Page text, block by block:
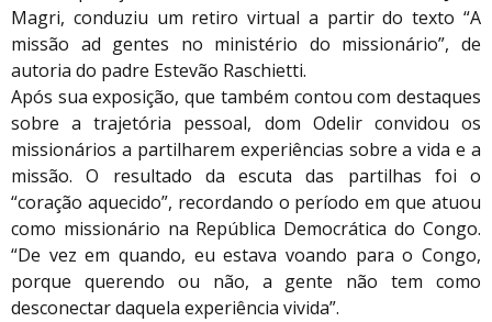
Magri, conduziu um retiro virtual a partir do texto “A
missão ad gentes no ministério do missionário”, de
autoria do padre Estevão Raschietti.
Após sua exposição, que também contou com destaques
sobre a trajetória pessoal, dom Odelir convidou os
missionários a partilharem experiências sobre a vida e a
missão. O resultado da escuta das partilhas foi o
“coração aquecido”, recordando o período em que atuou
como missionário na República Democrática do Congo.
“De vez em quando, eu estava voando para o Congo,
porque querendo ou não, a gente não tem como
desconectar daquela experiência vivida”.